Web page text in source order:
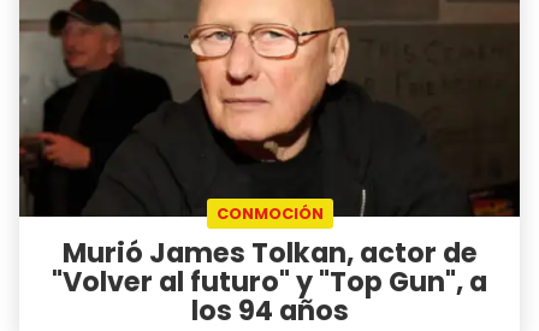
CONMOCIÓN
Murió James Tolkan, actor de
"Volver al futuro" y "Top Gun", a
los 94 años